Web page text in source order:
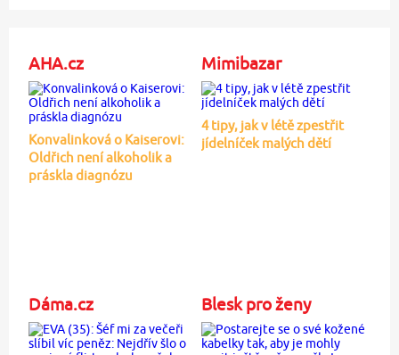
AHA.cz
Konvalinková o Kaiserovi:
Oldřich není alkoholik a
práskla diagnózu
Mimibazar
4 tipy, jak v létě zpestřit
jídelníček malých dětí
Dáma.cz Blesk pro ženy